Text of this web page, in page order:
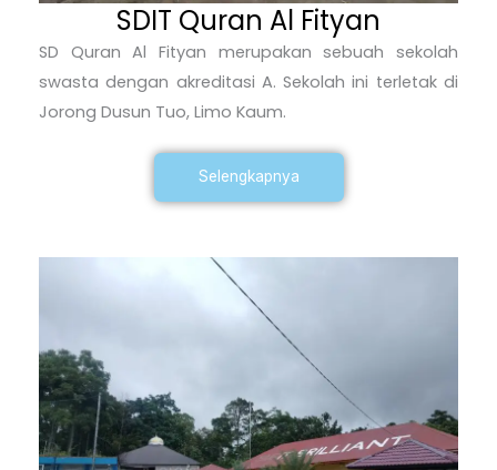
SDIT Quran Al Fityan
SD Quran Al Fityan merupakan sebuah sekolah
swasta dengan akreditasi A. Sekolah ini terletak di
Jorong Dusun Tuo, Limo Kaum.
Selengkapnya